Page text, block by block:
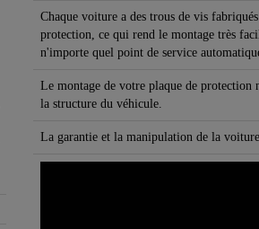
Chaque voiture a des trous de vis
protection, ce qui rend le montage très
n'importe quel point de service
Le montage de votre plaque de protection
la structure du véhicule.
La garantie et la manipulation de la